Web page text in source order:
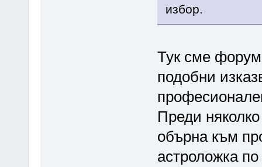
избор.
Тук сме
подобни
Преди
обърна към
астроложка